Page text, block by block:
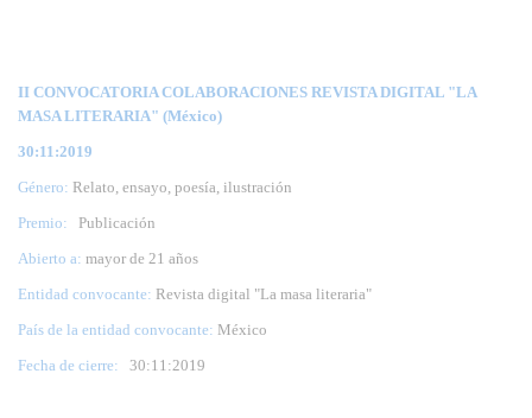
II CONVOCATORIA COLABORACIONES REVISTA DIGITAL "LA
MASA LITERARIA" (México)
30:11:2019
Género: Relato, ensayo, poesía, ilustración
Premio:
Publicación
Abierto a: mayor de 21 años
Entidad convocante: Revista digital "La masa literaria"
País de la entidad convocante: México
Fecha de cierre: 30:11:2019